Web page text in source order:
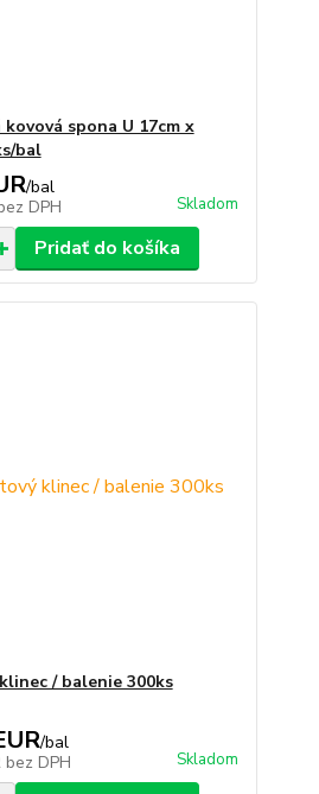
spona U 17cm x
bal
/bal
DPH Skladom
Pridať do košíka
/ balenie 300ks
/bal
bez DPH Skladom